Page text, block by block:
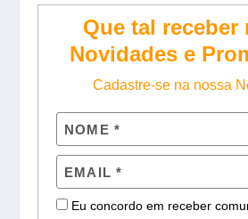
Que tal receber
Novidades e
Cadastre-se na nossa
Eu concordo em receber